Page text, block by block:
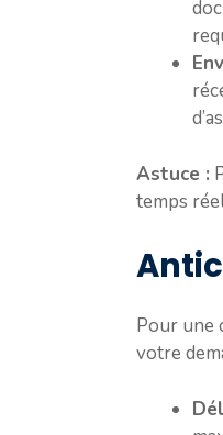
Astuce :
temps
Pour une
votre